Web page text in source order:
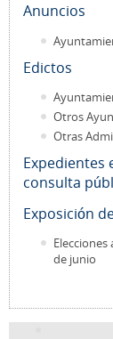
Anuncios
Edictos
Otros
Otras
Expedientes
consulta
Exposición
de junio